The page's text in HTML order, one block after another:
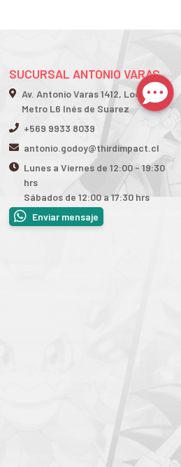
SUCURSAL ANTONIO VARAS
Av. Antonio Varas 1412, Local 2
Metro L6 Inés de Suarez
+569 9933 8039
antonio.godoy@thirdimpact.cl
Lunes a Viernes de 12:00 - 19:30
hrs
Sábados de 12:00 a 17:30 hrs
Enviar mensaje